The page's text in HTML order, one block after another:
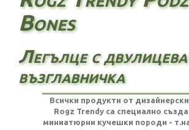
Bones
Легълце с двулицева
възглавничка
Всички продукти от
Rogz Trendy са специално
миниатюрни кучешки породи -